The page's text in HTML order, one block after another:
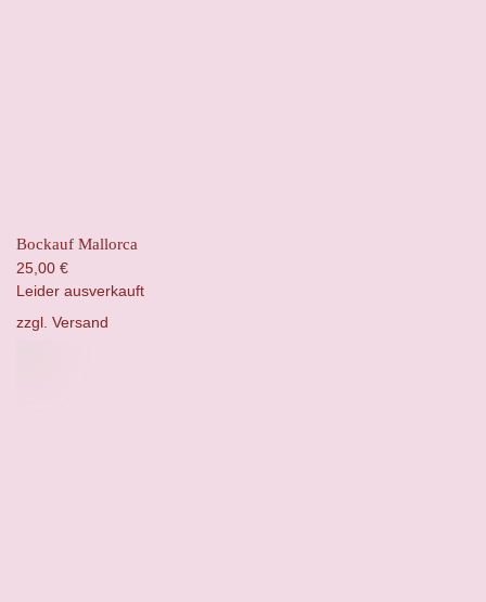
Bockauf Mallorca
25,00 €
Leider ausverkauft
zzgl. Versand